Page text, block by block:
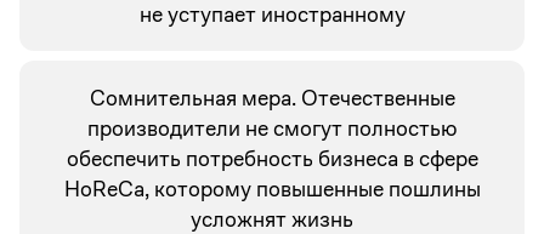
не уступает иностранному
Сомнительная мера. Отечественные
производители не смогут полностью
обеспечить потребность бизнеса в сфере
HoReCa, которому повышенные пошлины
усложнят жизнь